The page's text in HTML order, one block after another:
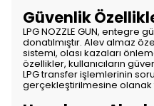
Güvenlik
LPG NOZZLE GUN, entegre
donatılmıştır. Alev almaz
sistemi, olası kazaları
özellikler, kullanıcıların
LPG transfer işlemlerinin
gerçekleştirilmesine olanak